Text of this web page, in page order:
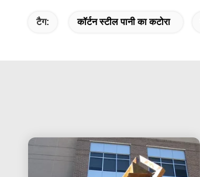
टैग: कॉर्टन स्टील पानी का कटोरा